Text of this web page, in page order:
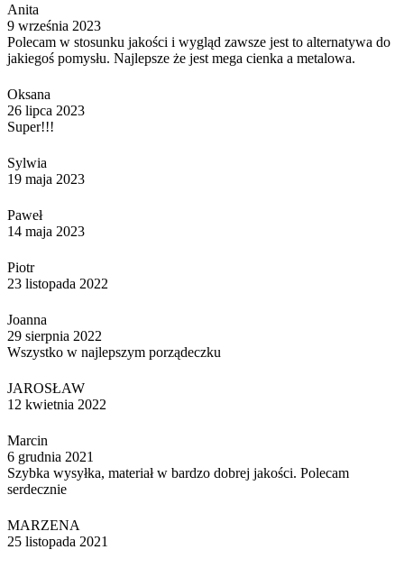
Anita
9 września 2023
Polecam w stosunku jakości i wygląd zawsze jest to alternatywa do
jakiegoś pomysłu. Najlepsze że jest mega cienka a metalowa.
Oksana
26 lipca 2023
Super!!!
Sylwia
19 maja 2023
Paweł
14 maja 2023
Piotr
23 listopada 2022
Joanna
29 sierpnia 2022
Wszystko w najlepszym porządeczku
JAROSŁAW
12 kwietnia 2022
Marcin
6 grudnia 2021
Szybka wysyłka, materiał w bardzo dobrej jakości. Polecam
serdecznie
MARZENA
25 listopada 2021